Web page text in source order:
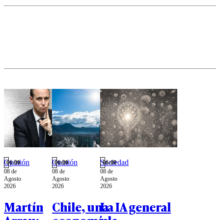
través de
Opinión
06:00
08 de
Agosto
2026
Martín
Opinión
06:00
08 de
Agosto
2026
Chile, una
Sociedad
06:00
08 de
Agosto
2026
La IA general